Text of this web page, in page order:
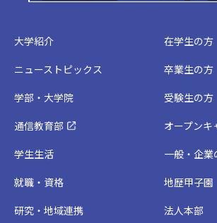
大学紹介
ニューストピックス
学部・大学院
通信教育部
学生生活
就職・資格
研究・地域連携
在学生の方
卒業生の方
受験生の方
オープンキ
一般・企業
地歴甲子園
法人本部